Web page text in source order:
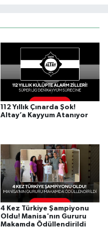
112 Yıllık Çınarda Şok!
Altay’a Kayyum Atanıyor
4 Kez Türkiye Şampiyonu
Oldu! Manisa'nın Gururu
Makamda Ödüllendirildi